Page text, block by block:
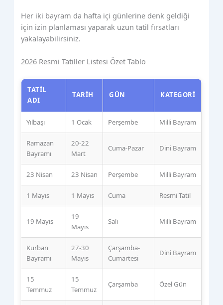
Her iki bayram da hafta içi günlerine denk geldiği
için izin planlaması yaparak uzun tatil fırsatları
yakalayabilirsiniz.
2026 Resmi Tatiller Listesi Özet Tablo
TATIL
ADI
TARIH GÜN KATEGORI
Yılbaşı 1 Ocak Perşembe Milli Bayram
Ramazan
Bayramı
20-22
Mart
Cuma-Pazar Dini Bayram
23 Nisan 23 Nisan Perşembe Milli Bayram
1 Mayıs 1 Mayıs Cuma Resmi Tatil
19 Mayıs
19
Mayıs
Salı Milli Bayram
Kurban
Bayramı
27-30
Mayıs
Çarşamba-
Cumartesi
Dini Bayram
15
Temmuz
15
Temmuz
Çarşamba Özel Gün